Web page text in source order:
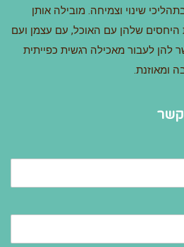
שינוי וצמיחה. מובילה אותן
היחסים שלהן עם האוכל, עם עצמן ועם
לעבור מאכילה רגשית כפייתית
ומאוזנת.